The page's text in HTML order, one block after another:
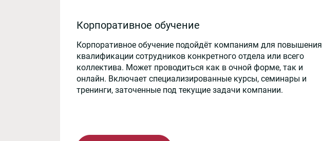
Корпоративное обучение
Корпоративное обучение подойдёт компаниям для повышения
квалификации сотрудников конкретного отдела или всего
коллектива. Может проводиться как в очной форме, так и
онлайн. Включает специализированные курсы, семинары и
тренинги, заточенные под текущие задачи компании.